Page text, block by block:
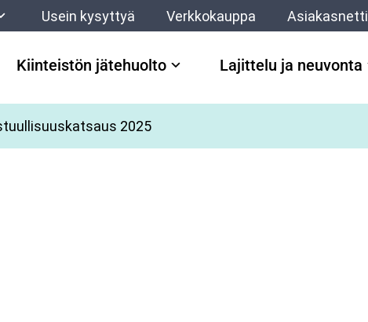
Usein kysyttyä Verkkokauppa Asiakasnetti
Kiinteistön jätehuolto Lajittelu ja neuvonta
2025